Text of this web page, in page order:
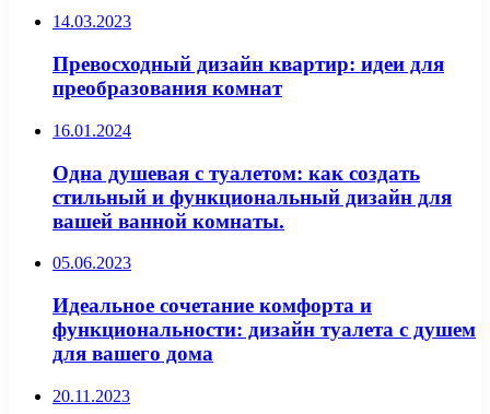
14.03.2023
Превосходный дизайн квартир: идеи для
преобразования комнат
16.01.2024
Одна душевая с туалетом: как создать
стильный и функциональный дизайн для
вашей ванной комнаты.
05.06.2023
Идеальное сочетание комфорта и
функциональности: дизайн туалета с душем
для вашего дома
20.11.2023